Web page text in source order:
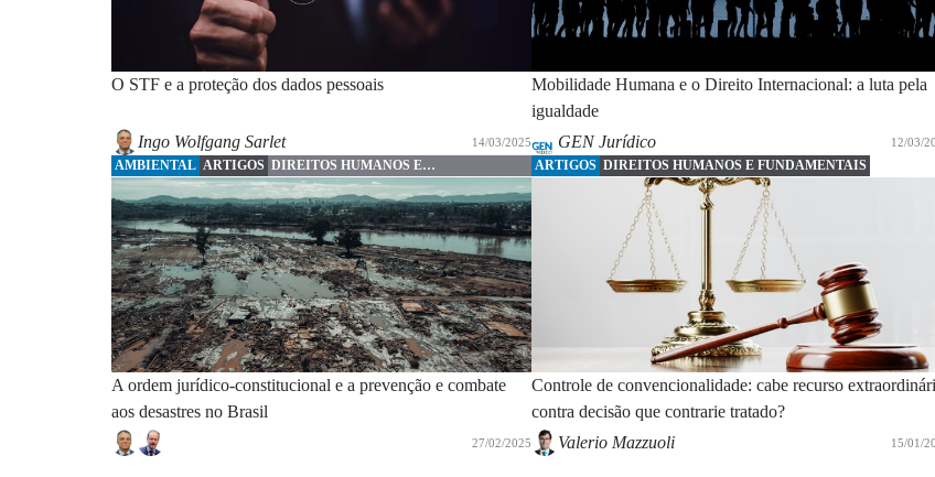
O STF e a proteção dos dados pessoais
Ingo Wolfgang Sarlet 14/03/2025
Mobilidade Humana e o Direito Internacional: a luta pela
igualdade
GEN Jurídico
12/03/
AMBIENTAL ARTIGOS DIREITOS HUMANOS E
FUNDAMENTAIS
A ordem jurídico-constitucional e a prevenção e combate
aos desastres no Brasil
27/02/2025
ARTIGOS DIREITOS HUMANOS E FUNDAMENTAIS
Controle de convencionalidade: cabe recurso
contra decisão que contrarie tratado?
Valerio Mazzuoli
15/01/